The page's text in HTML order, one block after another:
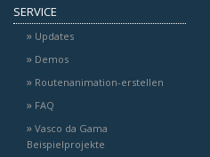
SERVICE
Updates
Demos
Routenanimation-erstellen
FAQ
Vasco da Gama
Beispielprojekte